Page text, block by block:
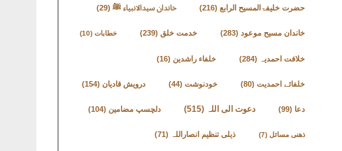
حضرت خلیفۃالمسیح الرابع (216) خاندان سیدالانبیاء ﷺ(29)
خاندان مسیح موعود(283) خدمت خلق (239) خطابات(10)
خلافت احمدیہ (284) خلفاء راشدین (16)
خلفائے احمدیت(80) خودنوشت(44) درویش قادیان(154)
دعا (99) دعوت الی اللہ (515) دلچسپ مضامین (104)
ذھنی مسائل (7) ذیلی تنظیم انصاراللہ (71)